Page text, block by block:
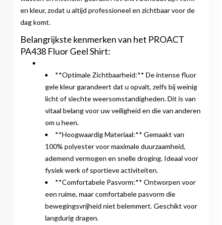
en kleur, zodat u altijd professioneel en zichtbaar voor de
dag komt.
Belangrijkste kenmerken van het PROACT
PA438 Fluor Geel Shirt:
**Optimale Zichtbaarheid:** De intense fluor
gele kleur garandeert dat u opvalt, zelfs bij weinig
licht of slechte weersomstandigheden. Dit is van
vitaal belang voor uw veiligheid en die van anderen
om u heen.
**Hoogwaardig Materiaal:** Gemaakt van
100% polyester voor maximale duurzaamheid,
ademend vermogen en snelle droging. Ideaal voor
fysiek werk of sportieve activiteiten.
**Comfortabele Pasvorm:** Ontworpen voor
een ruime, maar comfortabele pasvorm die
bewegingsvrijheid niet belemmert. Geschikt voor
langdurig dragen.